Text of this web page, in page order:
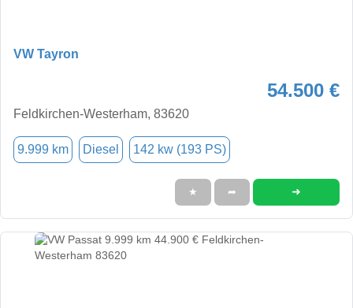
VW Tayron
54.500 €
Feldkirchen-Westerham, 83620
9.999 km Diesel 142 kw (193 PS)
★ ➦ ➜